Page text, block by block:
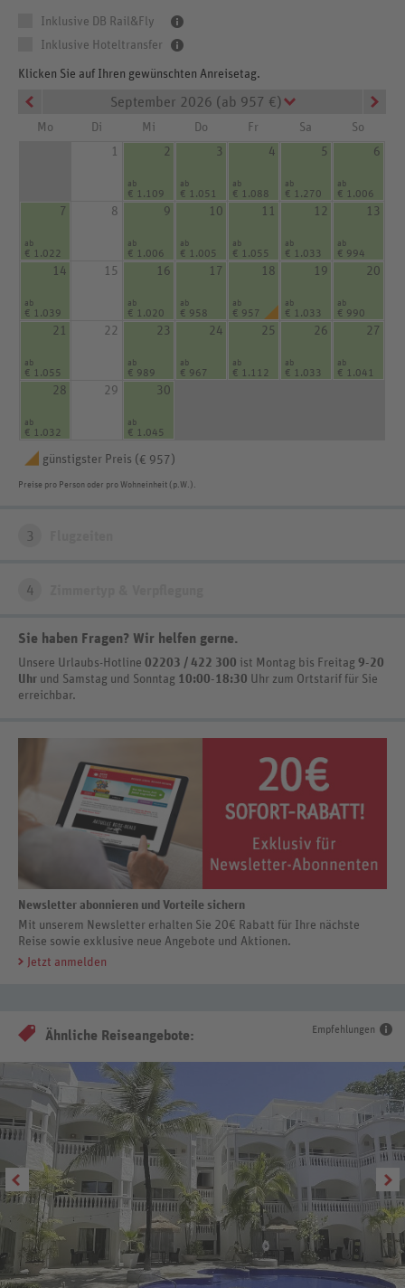
Inklusive DB Rail&Fly
Inklusive Hoteltransfer
Klicken Sie auf Ihren gewünschten Anreisetag.
September 2026 (ab 957 €)
Mo Di Mi Do Fr Sa
So
1
2
ab
€ 1.109
3
ab
€ 1.051
4
ab
€ 1.088
5
ab
€ 1.270
6
ab
€ 1.006
7
ab
€ 1.022
8 9
ab
€ 1.006
10
ab
€ 1.005
11
ab
€ 1.055
12
ab
€ 1.033
13
ab
€ 994
14
ab
€ 1.039
15 16
ab
€ 1.020
17
ab
€ 958
18
ab
€ 957
19
ab
€ 1.033
20
ab
€ 990
21
ab
€ 1.055
22 23
ab
€ 989
24
ab
€ 967
25
ab
€ 1.112
26
ab
€ 1.033
27
ab
€ 1.041
28
ab
€ 1.032
29 30
ab
€ 1.045
günstigster Preis (€ 957 )
Preise pro Person oder pro Wohneinheit (p.W.).
3
4
Sie haben Fragen? Wir helfen gerne.
Unsere Urlaubs-Hotline 02203 / 422 300 ist Montag bis Freitag 9-20
Uhr und Samstag und Sonntag 10:00-18:30 Uhr zum Ortstarif für Sie
erreichbar.
Newsletter abonnieren und Vorteile sichern
Mit unserem Newsletter erhalten Sie 20€ Rabatt für Ihre nächste
Reise sowie exklusive neue Angebote und Aktionen.
Jetzt anmelden
Empfehlungen
Ähnliche Reiseangebote: